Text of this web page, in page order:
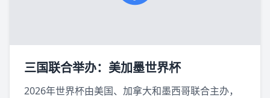
三国联合举办：美加墨世界杯
2026年世界杯由美国、加拿大和墨西哥联合主办，